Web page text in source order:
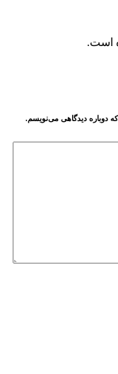
است.
دوباره دیدگاهی می‌نویسم.